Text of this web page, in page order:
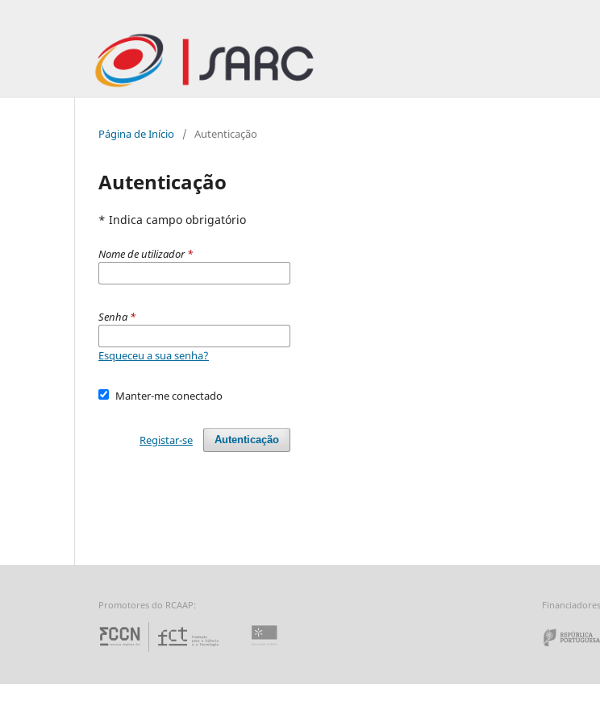
Página de Início / Autenticação
Autenticação
* Indica campo obrigatório
Nome de utilizador*
Senha *
Esqueceu a sua senha?
Manter-me conectado
Autenticação
Registar-se
Promotores do RCAAP:
Fundação para a Ciência e a Tecnologia - Fundação para a